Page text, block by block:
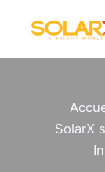
SolarX